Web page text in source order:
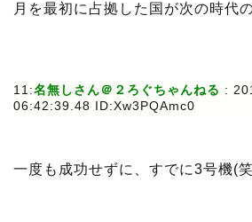
月を最初に占拠した国が次の時代
11:名無しさん＠２ろぐちゃんねる :
06:42:39.48 ID:Xw3PQAmc0
一度も成功せずに、すでに3号機(